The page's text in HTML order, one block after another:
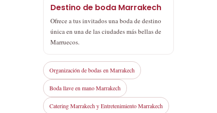
Destino de boda Marrakech
Ofrece a tus invitados una boda de destino
única en una de las ciudades más bellas de
Marruecos.
Organización de bodas en Marrakech
Boda llave en mano Marrakech
Catering Marrakech y Entretenimiento Marrakech